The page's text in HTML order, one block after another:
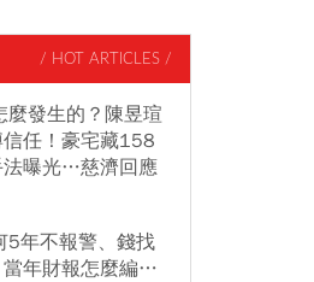
/ HOT ARTICLES /
發生的？陳昱瑄
任！豪宅藏158
法曝光…慈濟回應
5年不報警、錢找
當年財報怎麼編…